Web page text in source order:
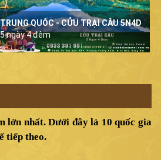
TRUNG QUỐC - CỬU TRẠI CÂU 5N4D
5 ngày 4 đêm
lớn nhất. Dưới đây là 10 quốc gia
tiếp theo.